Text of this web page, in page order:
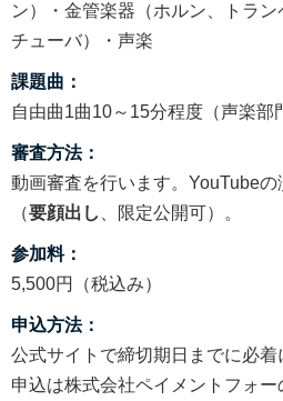
ン）・金管楽器（ホルン、トラン
チューバ）・声楽
課題曲：
自由曲1曲10～15分程度（声楽部
審査方法：
動画審査を行います。YouTube
（要顔出し 、限定公開可）。
参加料：
5,500円（税込み）
申込方法：
公式サイトで締切期日までに必着
申込は株式会社ペイメントフォー